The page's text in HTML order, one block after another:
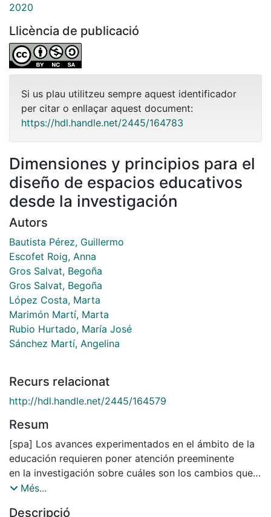
2020
Llicència de publicació
Si us plau utilitzeu sempre aquest identificador
per citar o enllaçar aquest document:
https://hdl.handle.net/2445/164783
Dimensiones y principios para el
diseño de espacios educativos
desde la investigación
Autors
Bautista Pérez, Guillermo
Escofet Roig, Anna
Gros Salvat, Begoña
Gros Salvat, Begoña
López Costa, Marta
Marimón Martí, Marta
Rubio Hurtado, María José
Sánchez Martí, Angelina
Recurs relacionat
http://hdl.handle.net/2445/164579
Resum
[spa] Los avances experimentados en el ámbito de la
educación requieren poner atención preeminente
en la investigación sobre cuáles son los cambios que
debería experimentar la configuración y la
Més...
Descripció